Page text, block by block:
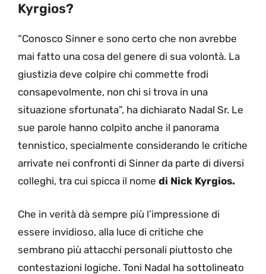
Kyrgios?
“Conosco Sinner e sono certo che non avrebbe
mai fatto una cosa del genere di sua volontà. La
giustizia deve colpire chi commette frodi
consapevolmente, non chi si trova in una
situazione sfortunata”, ha dichiarato Nadal Sr. Le
sue parole hanno colpito anche il panorama
tennistico, specialmente considerando le critiche
arrivate nei confronti di Sinner da parte di diversi
colleghi, tra cui spicca il nome di Nick Kyrgios.
Che in verità dà sempre più l’impressione di
essere invidioso, alla luce di critiche che
sembrano più attacchi personali piuttosto che
contestazioni logiche. Toni Nadal ha sottolineato